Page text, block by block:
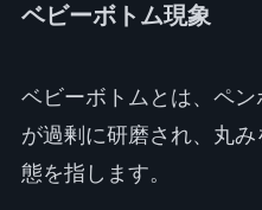
ベビーボトム現象
ベビーボトムとは、ペ
が過剰に研磨され、丸
態を指します。